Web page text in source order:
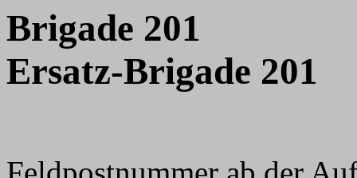
Brigade 201
Ersatz-Brigade 201